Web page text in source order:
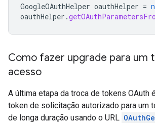
GoogleOAuthHelper oauthHelper =
oauthHelper .
Como fazer upgrade para um
acesso
A última etapa da troca de tokens OAuth
token de solicitação autorizado para um
de longa duração usando o URL